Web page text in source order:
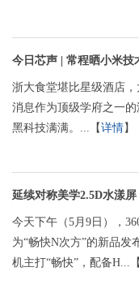
今日芯声 | 常程晒小米技
浙大食堂堪比星级酒店
消息作为顶级学府之一
黑科技满满。...【详情】
延续对称美学2.5D水漾
今天下午（5月9日），
为“畅快N次方”的新品发
机主打“畅快”，配备H...【